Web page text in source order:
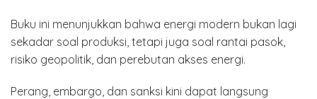
Buku ini menunjukkan bahwa energi modern bukan lagi
sekadar soal produksi, tetapi juga soal rantai pasok,
risiko geopolitik, dan perebutan akses energi.
Perang, embargo, dan sanksi kini dapat langsung